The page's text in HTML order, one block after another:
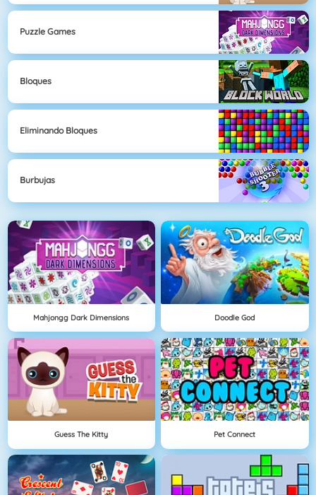
Puzzle Games
Bloques
Eliminando Bloques
Burbujas
Mahjongg Dark Dimensions Doodle God
Guess The Kitty Pet Connect